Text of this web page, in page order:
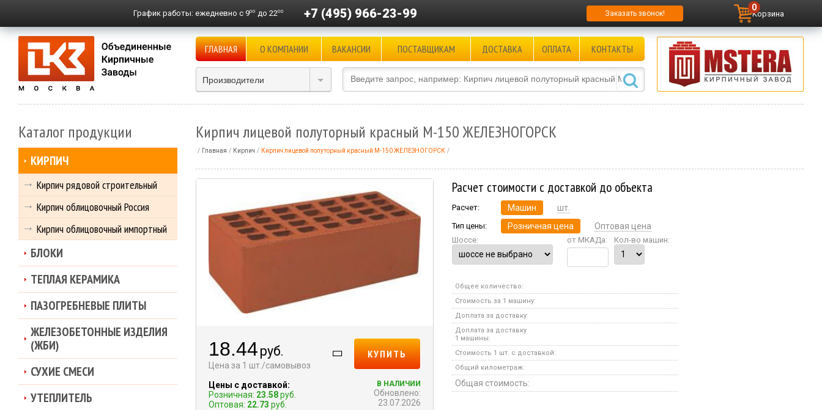
График работы: ежедневно с 900 до 2200 +7 (495) 966-23-99 Заказать звонок! Корзина
0
ГЛАВНАЯ О КОМПАНИИ ВАКАНСИИ ПОСТАВЩИКАМ ДОСТАВКА ОПЛАТА КОНТАКТЫ
Производители
Кирпич лицевой полуторный красный М-150 ЖЕЛЕЗНОГОРСК
Главная Кирпич Кирпич лицевой полуторный красный М-150 ЖЕЛЕЗНОГОРСК
18.44 руб.
Цена за 1 шт./самовывоз
Цены с доставкой:
Розничная: 23.58руб.
Оптовая: 22.73 руб.
КУПИТЬ
В НАЛИЧИИ
Обновлено:
23.07.2026
Расчет стоимости с доставкой до объекта
Расчет: Машин шт.
Тип цены: Розничная цена Оптовая цена
Шоссе: от МКАДа: Кол-во машин:
Общее количество:
Стоимость за 1 машину:
Доплата за доставку:
Доплата за доставку
1 машины:
Стоимость 1 шт. с доставкой:
Общий километраж:
Общая стоимость:
Каталог продукции
КИРПИЧ
Кирпич рядовой строительный
Кирпич облицовочный Россия
Кирпич облицовочный импортный
БЛОКИ
ТЕПЛАЯ КЕРАМИКА
ПАЗОГРЕБНЕВЫЕ ПЛИТЫ
ЖЕЛЕЗОБЕТОННЫЕ ИЗДЕЛИЯ
(ЖБИ)
СУХИЕ СМЕСИ
УТЕПЛИТЕЛЬ